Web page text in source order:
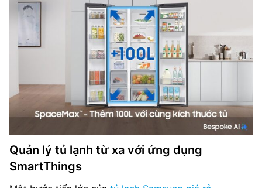
Quản lý tủ lạnh từ xa với ứng dụng
SmartThings